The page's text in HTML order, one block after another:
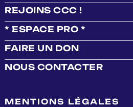
REJOINS CCC !
* ESPACE PRO *
FAIRE UN DON
NOUS CONTACTER
MENTIONS LÉGALES